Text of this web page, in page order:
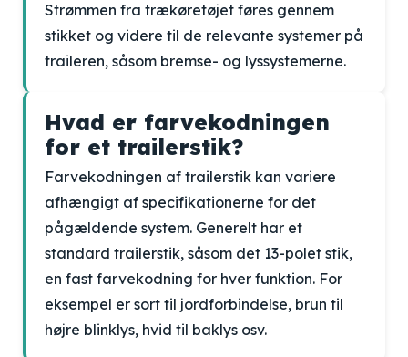
Strømmen fra trækøretøjet føres gennem
stikket og videre til de relevante systemer på
traileren, såsom bremse- og lyssystemerne.
Hvad er farvekodningen
for et trailerstik?
Farvekodningen af trailerstik kan variere
afhængigt af specifikationerne for det
pågældende system. Generelt har et
standard trailerstik, såsom det 13-polet stik,
en fast farvekodning for hver funktion. For
eksempel er sort til jordforbindelse, brun til
højre blinklys, hvid til baklys osv.